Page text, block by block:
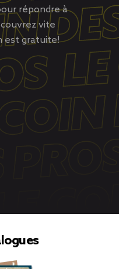
répondre à
vite
est gratuite!